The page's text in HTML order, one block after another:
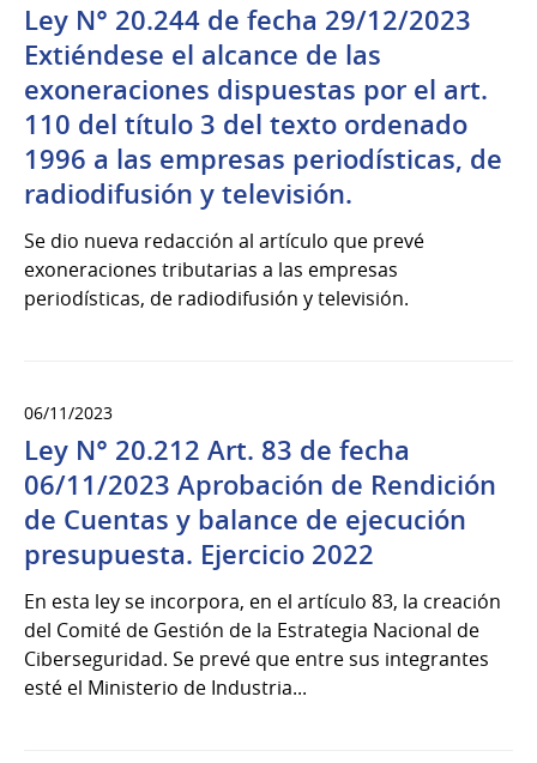
Ley N° 20.244 de fecha 29/12/2023
Extiéndese el alcance de las
exoneraciones dispuestas por el art.
110 del título 3 del texto ordenado
1996 a las empresas periodísticas, de
radiodifusión y televisión.
Se dio nueva redacción al artículo que prevé
exoneraciones tributarias a las empresas
periodísticas, de radiodifusión y televisión.
06/11/2023
Ley N° 20.212 Art. 83 de fecha
06/11/2023 Aprobación de Rendición
de Cuentas y balance de ejecución
presupuesta. Ejercicio 2022
En esta ley se incorpora, en el artículo 83, la creación
del Comité de Gestión de la Estrategia Nacional de
Ciberseguridad. Se prevé que entre sus integrantes
esté el Ministerio de Industria...